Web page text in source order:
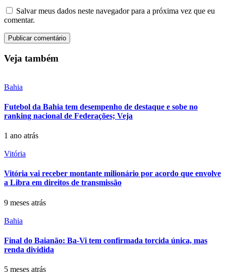
Salvar meus dados neste navegador para a próxima vez que eu
comentar.
Veja também
Bahia
Futebol da Bahia tem desempenho de destaque e sobe no
ranking nacional de Federações; Veja
1 ano atrás
Vitória
Vitória vai receber montante milionário por acordo que envolve
a Libra em direitos de transmissão
9 meses atrás
Bahia
Final do Baianão: Ba-Vi tem confirmada torcida única, mas
renda dividida
5 meses atrás